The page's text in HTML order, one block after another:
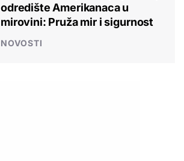
odredište Amerikanaca u
mirovini: Pruža mir i sigurnost
NOVOSTI